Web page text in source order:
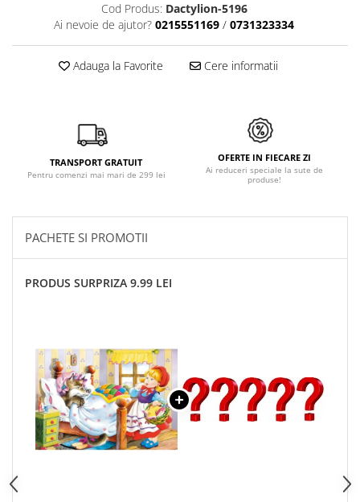
Cod Produs: Dactylion-5196
Ai nevoie de ajutor? 0215551169 / 0731323334
Adauga la Favorite Cere informatii
TRANSPORT GRATUIT
Pentru comenzi mai mari de 299 lei
OFERTE IN FIECARE ZI
Ai reduceri speciale la sute de
produse!
PACHETE SI PROMOTII
PRODUS SURPRIZA 9.99 LEI